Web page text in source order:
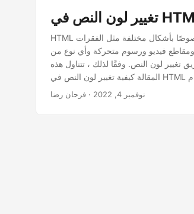
HTML هي لغة ترميز تُستخدم لإنشاء صفحات الويب وتصميمها. يمكن أن تتضمن نصوصًا بأشكال مختلفة مثل الفقرات
ومقاطع فيديو ورسوم متحركة وأي نوع من
لون النص. وفقًا لذلك ، تتناول هذه
نوفمبر 4, 2022 · فرحان رضا